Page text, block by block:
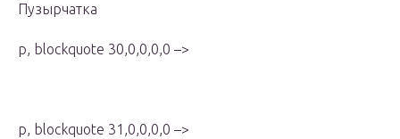
Пузырчатка
p, blockquote 30,0,0,0,0 –>
p, blockquote 31,0,0,0,0 –>